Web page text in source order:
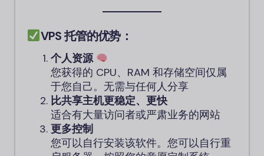
VPS 托管的优势：
个人资源
您获得的 CPU、RAM 和存储空间仅属
于您自己。无需与任何人分享
比共享主机更稳定、更快
适合有大量访问者或严肃业务的网站
更多控制
您可以自行安装该软件。您可以自行重